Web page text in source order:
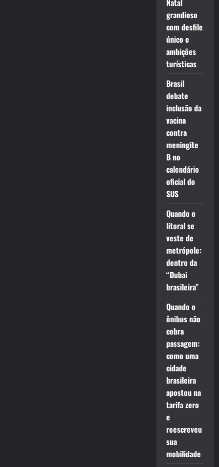
Natal
grandioso
com desfile
único e
ambições
turísticas
Brasil
debate
inclusão da
vacina
contra
meningite
B no
calendário
oficial do
SUS
Quando o
litoral se
veste de
metrópole:
dentro da
“Dubai
brasileira”
Quando o
ônibus não
cobra
passagem:
como uma
cidade
brasileira
apostou na
tarifa zero
e
reescreveu
sua
mobilidade